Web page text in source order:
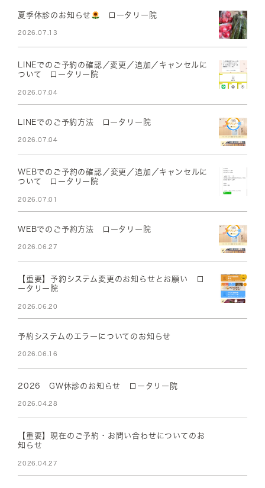
夏季休診のお知らせ ロータリー院
2026.07.13
LINEでのご予約の確認／変更／追加／キャンセルに
ついて ロータリー院
2026.07.04
LINEでのご予約方法 ロータリー院
2026.07.04
WEBでのご予約の確認／変更／追加／キャンセルに
ついて ロータリー院
2026.07.01
WEBでのご予約方法 ロータリー院
2026.06.27
【重要】予約システム変更のお知らせとお願い ロ
ータリー院
2026.06.20
予約システムのエラーについてのお知らせ
2026.06.16
2026 GW休診のお知らせ ロータリー院
2026.04.28
【重要】現在のご予約・お問い合わせについてのお
知らせ
2026.04.27